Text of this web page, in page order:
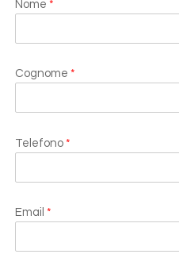
Nome *
Cognome *
Telefono *
Email *